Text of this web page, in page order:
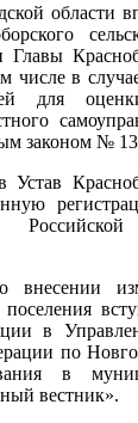
области
числе в
для
законом №
внесении
поселения
в
по
в
вестник».